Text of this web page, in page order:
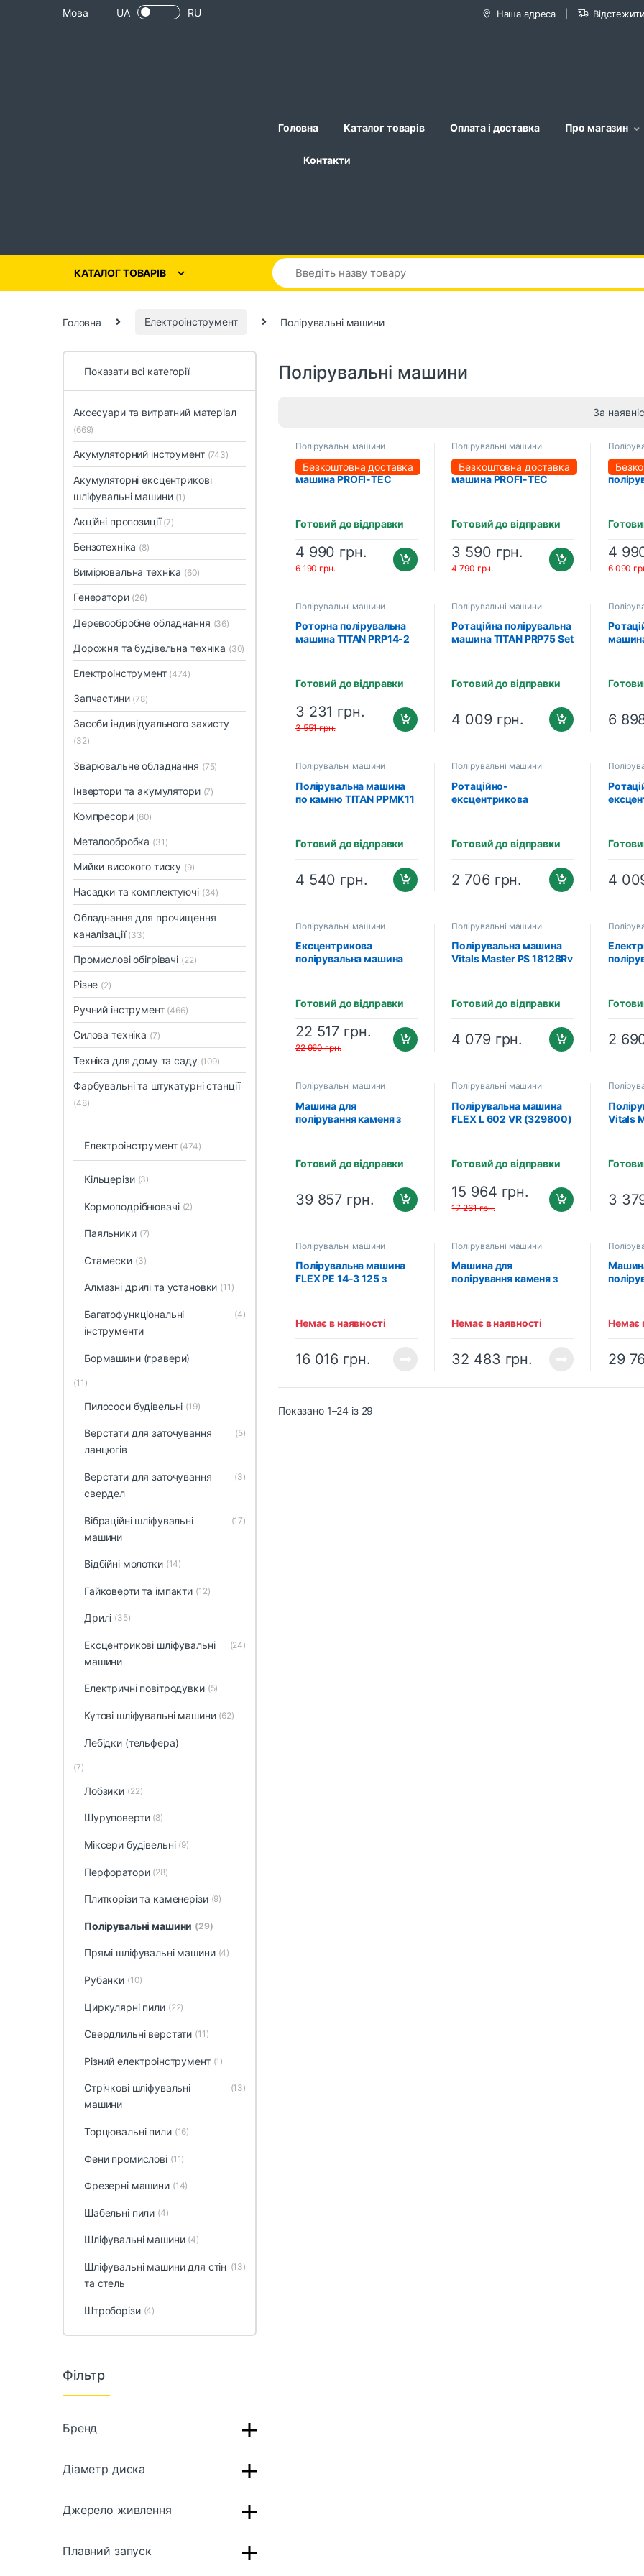
Skip to navigation
Skip to contentМова UA RU Наша адреса
Головна Каталог товарів Оплата і доставка Про магазин
Контакти
КАТАЛОГ ТОВАРІВ
Головна Електроінструмент Полірувальні машини
Полірувальні машини
Полірувальні машини
Безкоштовна доставка
Роторна полірувальна
машина PROFI-TEC
редуктором
Готовий до відправки
4 990 грн.
6 190грн.
Полірувальні машини
Безкоштовна доставка
Роторна полірувальна
машина PROFI-TEC
мм)
Готовий до відправки
3 590 грн.
4 790грн.
4
6 090
Полірувальні машини
Роторна полірувальна
машина TITAN PRP14-2
Готовий до відправки
3 231 грн.
3 551грн.
Полірувальні машини
Ротаційна полірувальна
машина TITAN PRP75 Set
Готовий до відправки
4 009 грн. 6
Полірувальні машини
Полірувальна машина
по камню TITAN PPMK11
Готовий до відправки
4 540 грн.
Полірувальні машини
Ротаційно-
ексцентрикова
Готовий до відправки
2 706 грн. 4
Полірувальні машини
Ексцентрикова
полірувальна машина
Готовий до відправки
22 517 грн.
22 960грн.
Полірувальні машини
Полірувальна машина
Vitals Master PS 1812BRv
Готовий до відправки
4 079 грн.
платф.
2
Полірувальні машини
Машина для
полірування каменя з
Готовий до відправки
39 857 грн.
Полірувальні машини
Полірувальна машина
FLEX L 602 VR (329800)
Готовий до відправки
15 964 грн.
17 261грн.
Vitals
3
Полірувальні машини
Полірувальна машина
FLEX PE 14-3 125 з
Немає в наявності
16 016 грн.
Полірувальні машини
Машина для
полірування каменя з
Немає в наявності
32 483 грн.
зі
Немає
29
Показано 1–24 із 29
Показати всі категорії
Аксесуари та витратний матеріал
(669)
Акумуляторний інструмент (743)
Акумуляторні ексцентрикові
шліфувальні машини (1)
Акційні пропозиції (7)
Бензотехніка (8)
Вимірювальна техніка (60)
Генератори (26)
Деревообробне обладнання (36)
Дорожня та будівельна техніка (30)
Електроінструмент (474)
Запчастини (78)
Засоби індивідуального захисту
(32)
Зварювальне обладнання (75)
Інвертори та акумулятори (7)
Компресори (60)
Металообробка (31)
Мийки високого тиску (9)
Насадки та комплектуючі (34)
Обладнання для прочищення
каналізації (33)
Промислові обігрівачі (22)
Різне (2)
Ручний інструмент (466)
Силова техніка (7)
Техніка для дому та саду (109)
Фарбувальні та штукатурні станції
(48)
Електроінструмент (474)
Кільцерізи (3)
Кормоподрібнювачі (2)
Паяльники (7)
Стамески (3)
Алмазні дрилі та установки (11)
Багатофункціональні
інструменти
(4)
Бормашини (гравери)
(11)
Пилососи будівельні (19)
Верстати для заточування
ланцюгів
(5)
Верстати для заточування
свердел
(3)
Вібраційні шліфувальні
машини
(17)
Відбійні молотки (14)
Гайковерти та імпакти (12)
Дрилі (35)
Ексцентрикові шліфувальні
машини
(24)
Електричні повітродувки (5)
Кутові шліфувальні машини (62)
Лебідки (тельфера)
(7)
Лобзики (22)
Шуруповерти (8)
Міксери будівельні (9)
Перфоратори (28)
Плиткорізи та каменерізи (9)
Полірувальні машини (29)
Прямі шліфувальні машини (4)
Рубанки (10)
Циркулярні пили (22)
Свердлильні верстати (11)
Різний електроінструмент (1)
Стрічкові шліфувальні
машини
(13)
Торцювальні пили (16)
Фени промислові (11)
Фрезерні машини (14)
Шабельні пили (4)
Шліфувальні машини (4)
Шліфувальні машини для стін
та стель
(13)
Штроборізи (4)
Фільтр
Бренд
Діаметр диска
Джерело живлення
Плавний запуск